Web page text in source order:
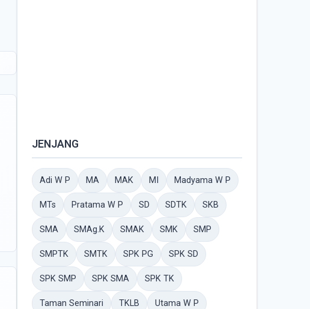
JENJANG
Adi W P MA MAK MI Madyama W P
MTs Pratama W P SD SDTK SKB
SMA SMAg.K SMAK SMK SMP
SMPTK SMTK SPK PG SPK SD
SPK SMP SPK SMA SPK TK
Taman Seminari TKLB Utama W P